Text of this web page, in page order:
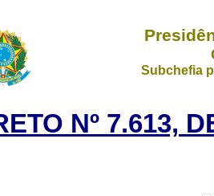
Subchefia
Nº 7.613,